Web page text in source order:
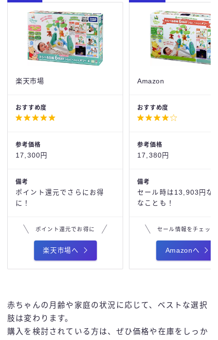
楽天市場
おすすめ度

参考価格
17,300円
備考
ポイント還元でさらにお得
に！
ポイント還元でお得に
楽天市場へ
Amazon
おすすめ度
  
参考価格
17,380円
備考
セール時は13,903円な
なことも！
セール情報をチェック
Amazonへ
赤ちゃんの月齢や家庭の状況に応じて、ベストな選択
肢は変わります。
購入を検討されている方は、ぜひ価格や在庫をしっか